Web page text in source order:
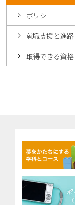
ポリシー
就職支援と進路
取得できる資格